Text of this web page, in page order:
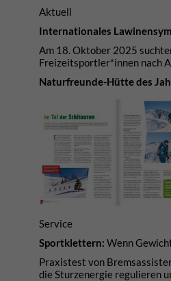
Aktuell
Internationales
Am 18. Oktober 2025
Freizeitsportler*innen nach
Naturfreunde-Hütte des
Service
Sportklettern: Wenn
Praxistest von
die Sturzenergie regulieren